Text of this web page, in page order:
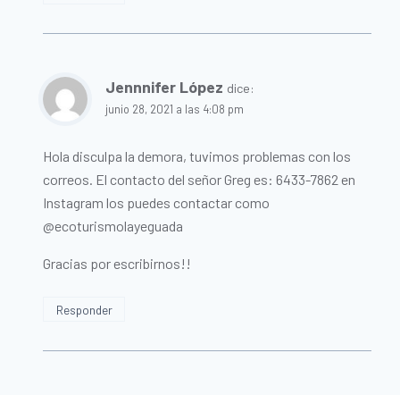
Jennnifer López dice:
junio 28, 2021 a las 4:08 pm
Hola disculpa la demora, tuvimos problemas con los
correos. El contacto del señor Greg es: 6433-7862 en
Instagram los puedes contactar como
@ecoturismolayeguada
Gracias por escribirnos!!
Responder